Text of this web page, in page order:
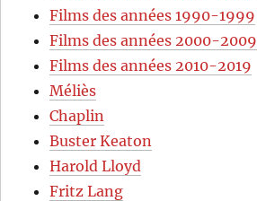
Films des années 1990-1999
Films des années 2000-2009
Films des années 2010-2019
Méliès
Chaplin
Buster Keaton
Harold Lloyd
Fritz Lang